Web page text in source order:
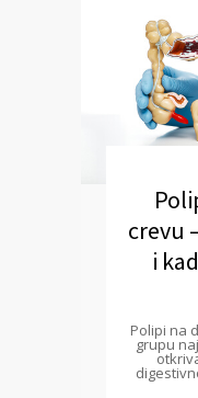
crevu
i
Polipi na
grupu